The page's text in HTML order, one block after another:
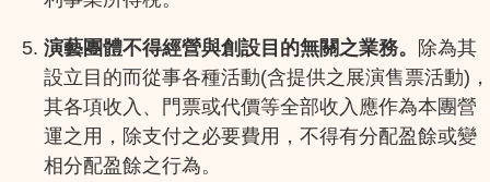
演藝團體不得經營與創設目的無關之業務。 除為其
設立目的而從事各種活動(含提供之展演售票活動)，
其各項收入、門票或代價等全部收入應作為本團營
運之用，除支付之必要費用，不得有分配盈餘或變
相分配盈餘之行為。